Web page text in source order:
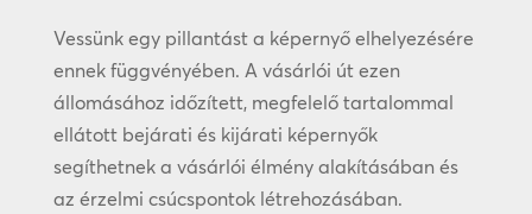
Vessünk egy pillantást a képernyő elhelyezésére
ennek függvényében. A vásárlói út ezen
állomásához időzített, megfelelő tartalommal
ellátott bejárati és kijárati képernyők
segíthetnek a vásárlói élmény alakításában és
az érzelmi csúcspontok létrehozásában.